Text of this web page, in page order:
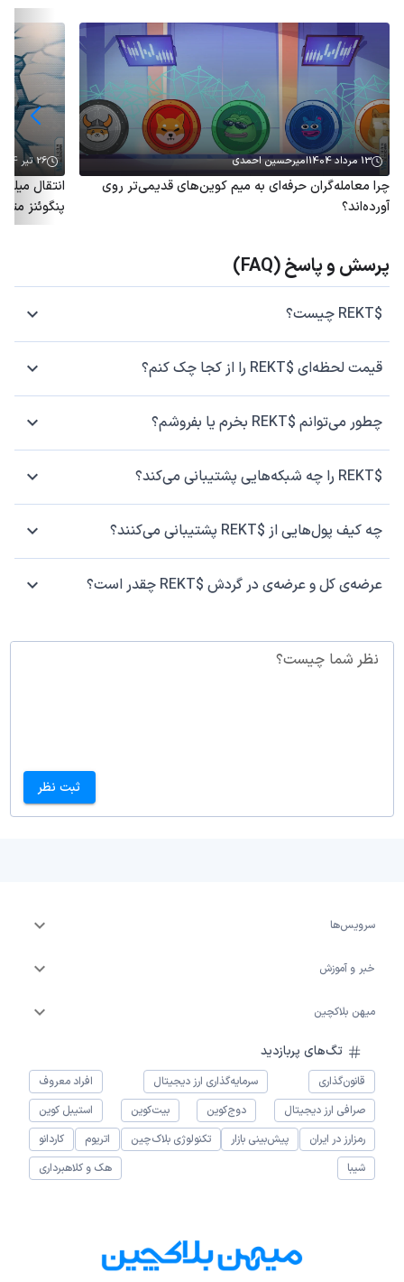
13 مرداد 1404 امیرحسین احمدی
چرا معامله‌گران حرفه‌ای به میم کوین‌های قدیمی‌تر روی
آورده‌اند؟
26 تیر 1404
پنگوئنز
پرسش و پاسخ (FAQ)
$REKT چیست؟
قیمت لحظه‌ای $REKT را از کجا چک کنم؟
چطور می‌توانم $REKT بخرم یا بفروشم؟
$REKT را چه شبکه‌هایی پشتیبانی می‌کند؟
چه کیف پول‌هایی از $REKT پشتیبانی می‌کنند؟
عرضه‌ی کل و عرضه‌ی در گردش $REKT چقدر است؟
نظر شما چیست؟
ثبت نظر
سرویس‌ها
خبر و آموزش
میهن بلاکچین
تگ‌های پربازدید
قانون‌گذاری سرمایه‌گذاری ارز دیجیتال
افراد معروف
صرافی ارز دیجیتال
دوج‌کوین بیت‌کوین
استیبل کوین
رمزارز در ایران
پیش‌بینی بازار تکنولوژی بلاک‌چین اتریوم
کاردانو
شیبا
هک و کلاهبرداری